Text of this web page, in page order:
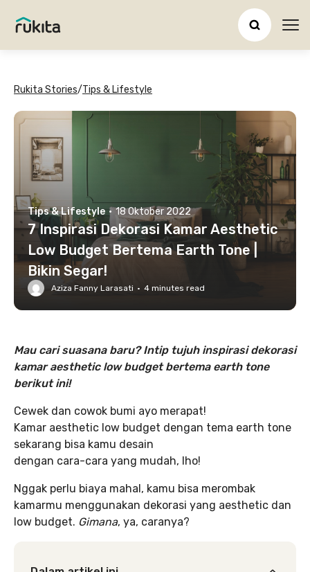
Rukita Stories/Tips & Lifestyle
Tips & Lifestyle · 18 Oktober 2022
7 Inspirasi Dekorasi Kamar Aesthetic
Low Budget Bertema Earth Tone |
Bikin Segar!
Aziza Fanny Larasati · 4 minutes read
Mau cari suasana baru? Intip tujuh inspirasi dekorasi
kamar aesthetic low budget bertema earth tone
berikut ini!
Cewek dan cowok bumi ayo merapat!
Kamar aesthetic low budget dengan tema earth tone
sekarang bisa kamu desain
dengan cara-cara yang mudah, lho!
Nggak perlu biaya mahal, kamu bisa merombak
kamarmu menggunakan dekorasi yang aesthetic dan
low budget. Gimana, ya, caranya?